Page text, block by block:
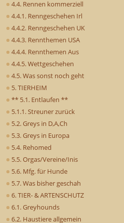
4.4. Rennen kommerziell
4.4.1. Renngeschehen Irl
4.4.2. Renngeschehen UK
4.4.3. Rennthemen USA
4.4.4. Rennthemen Aus
4.4.5. Wettgeschehen
4.5. Was sonst noch geht
5. TIERHEIM
** 5.1. Entlaufen **
5.1.1. Streuner zurück
5.2. Greys in D,A,Ch
5.3. Greys in Europa
5.4. Rehomed
5.5. Orgas/Vereine/Inis
5.6. Mfg. für Hunde
5.7. Was bisher geschah
6. TIER- & ARTENSCHUTZ
6.1. Greyhounds
6.2. Haustiere allgemein